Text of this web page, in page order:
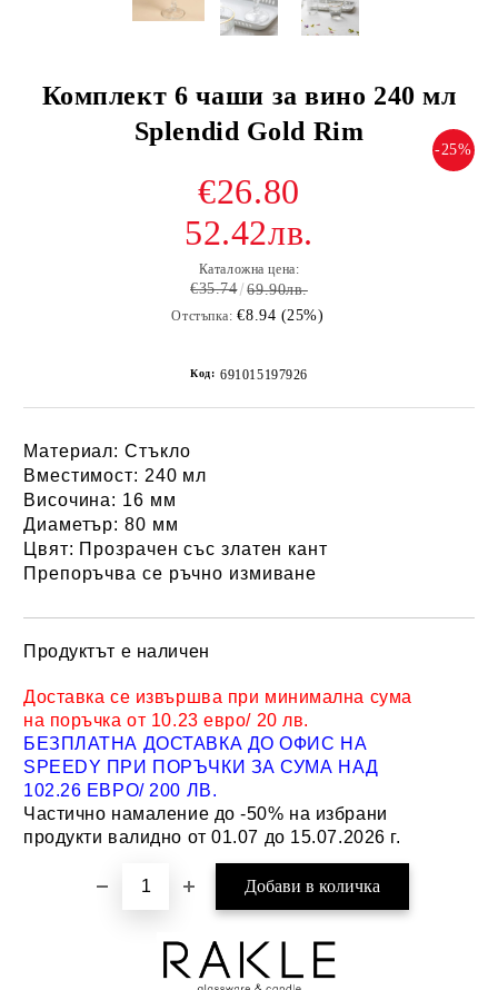
Комплект 6 чаши за вино 240 мл
Splendid Gold Rim
-25%
€26.80
52.42лв.
Каталожна цена:
€35.74 69.90лв.
Отстъпка: €8.94 (25%)
Код: 691015197926
Материал: Стъкло
Вместимост: 240 мл
Височина: 16 мм
Диаметър: 80 мм
Цвят: Прозрачен със златен кант
Препоръчва се ръчно измиване
Продуктът е наличен
Доставка се извършва при минимална сума
на поръчка от 10.23 евро/ 20 лв.
БЕЗПЛАТНА ДОСТАВКА ДО ОФИС НА
SPEEDY ПРИ ПОРЪЧКИ ЗА СУМА НАД
102.26 ЕВРО/ 200 ЛВ.
Частично намаление до -50% на избрани
продукти валидно от 01.07 до 15.07.2026 г.